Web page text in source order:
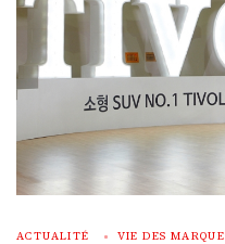
ACTUALITÉ VIE DES